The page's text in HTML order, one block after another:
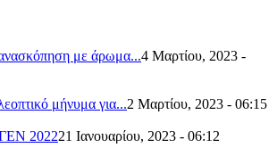
με άρωμα...4 Μαρτίου, 2023 -
μήνυμα για...2 Μαρτίου, 2023 - 06:15
202221 Ιανουαρίου, 2023 - 06:12